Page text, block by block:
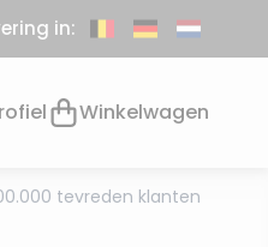
in:
Winkelwagen
tevreden klanten